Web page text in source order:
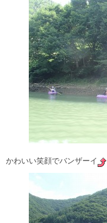
かわいい笑顔でバンザーイ